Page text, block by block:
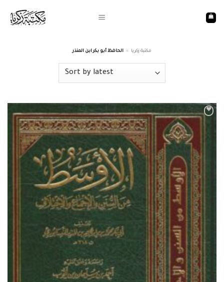
content
مكتبة زكريا » الحافظ أبو بكر ابن المنذر